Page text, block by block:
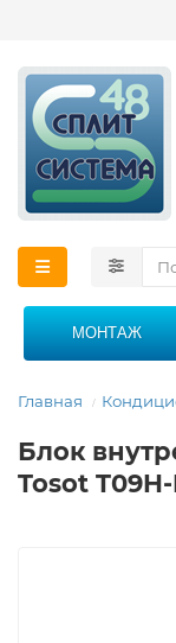
МОНТАЖ
Главная
Блок
Tosot